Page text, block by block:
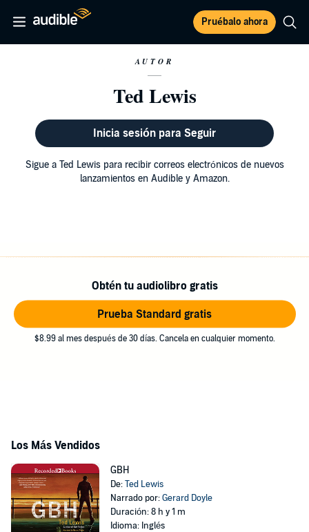
Pruébalo ahora
AUTOR
Ted Lewis
Inicia sesión para Seguir
Sigue a Ted Lewis para recibir correos electrónicos de nuevos
lanzamientos en Audible y Amazon.
Obtén tu audiolibro gratis
Prueba Standard gratis
$8.99 al mes después de 30 días. Cancela en cualquier momento.
Los Más Vendidos
GBH
De:Ted Lewis
Narrado por:Gerard Doyle
Duración: 8 h y 1 m
Idioma: Inglés